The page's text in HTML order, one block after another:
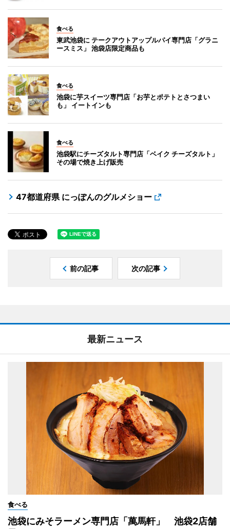
食べる
東武池袋に テークアウトアップルパイ専門店「グラニ
ースミス」 池袋店限定商品も
食べる
池袋に芋スイーツ専門店「お芋とポテトとさつまい
も」 イートインも
食べる
池袋駅にチーズタルト専門店「ベイク チーズタルト」
その場で焼き上げ販売
47都道府県 にっぽんのグルメショー
前の記事 次の記事
最新ニュース
食べる
池袋にみそラーメン専門店「萬馬軒」 池袋2店舗